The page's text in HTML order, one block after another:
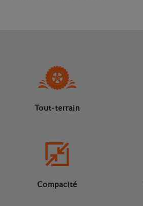
Tout-terrain
Compacité